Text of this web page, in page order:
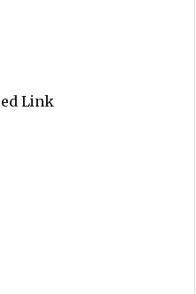
Link